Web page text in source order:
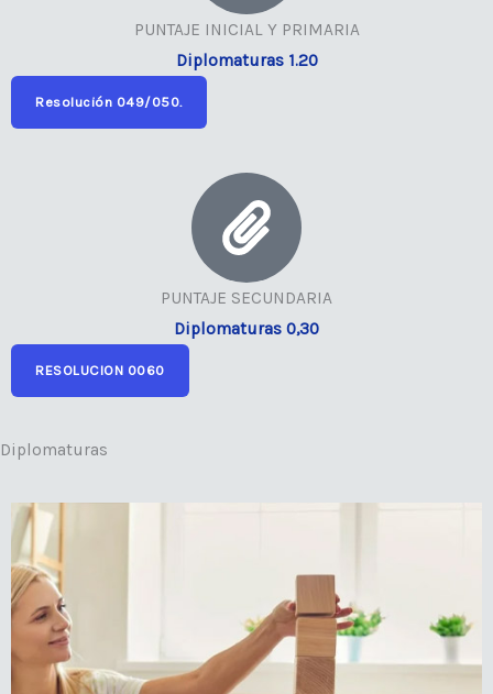
PUNTAJE INICIAL Y PRIMARIA
Diplomaturas 1.20
Resolución 049/050.
PUNTAJE SECUNDARIA
Diplomaturas 0,30
RESOLUCION 0060
Diplomaturas